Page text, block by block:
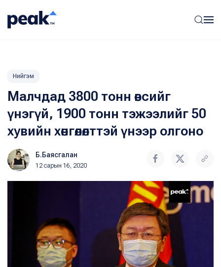
Нийгэм
Малчдад 3800 тонн өвсийг
үнэгүй, 1900 тонн тэжээлийг 50
хувийн хөнгөлөлттэй үнээр олгоно
Б.Баясгалан
12 сарын 16, 2020